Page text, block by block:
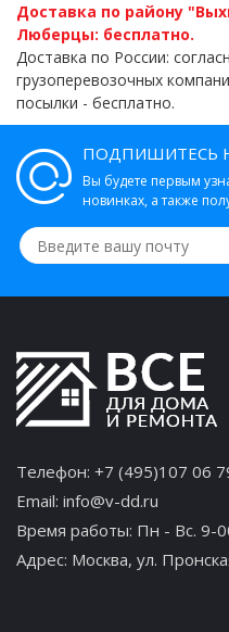
Доставка по району
Люберцы: бесплатно.
Доставка по России:
грузоперевозочных
посылки - бесплатно.
ПОДПИШИТЕСЬ
Вы будете первым
новинках, а также
Телефон: +7 (495)107 06
Email: info@v-dd.ru
Время работы: Пн - Вс. 9-
Адрес: Москва, ул.